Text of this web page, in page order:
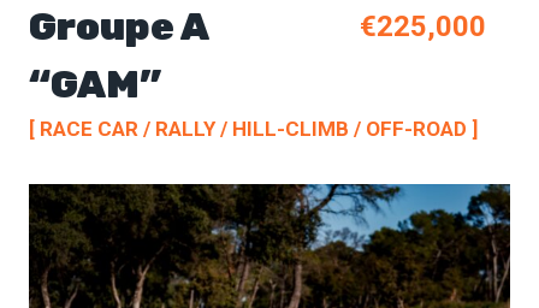
Groupe A
“GAM”
€225,000
[ RACE CAR / RALLY / HILL-CLIMB / OFF-ROAD ]